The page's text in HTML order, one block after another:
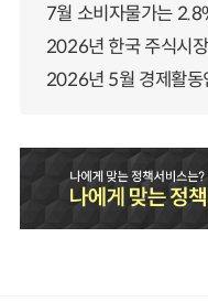
7월 소비자물가는
2026년 한국 주식시
2026년 5월 경제활동